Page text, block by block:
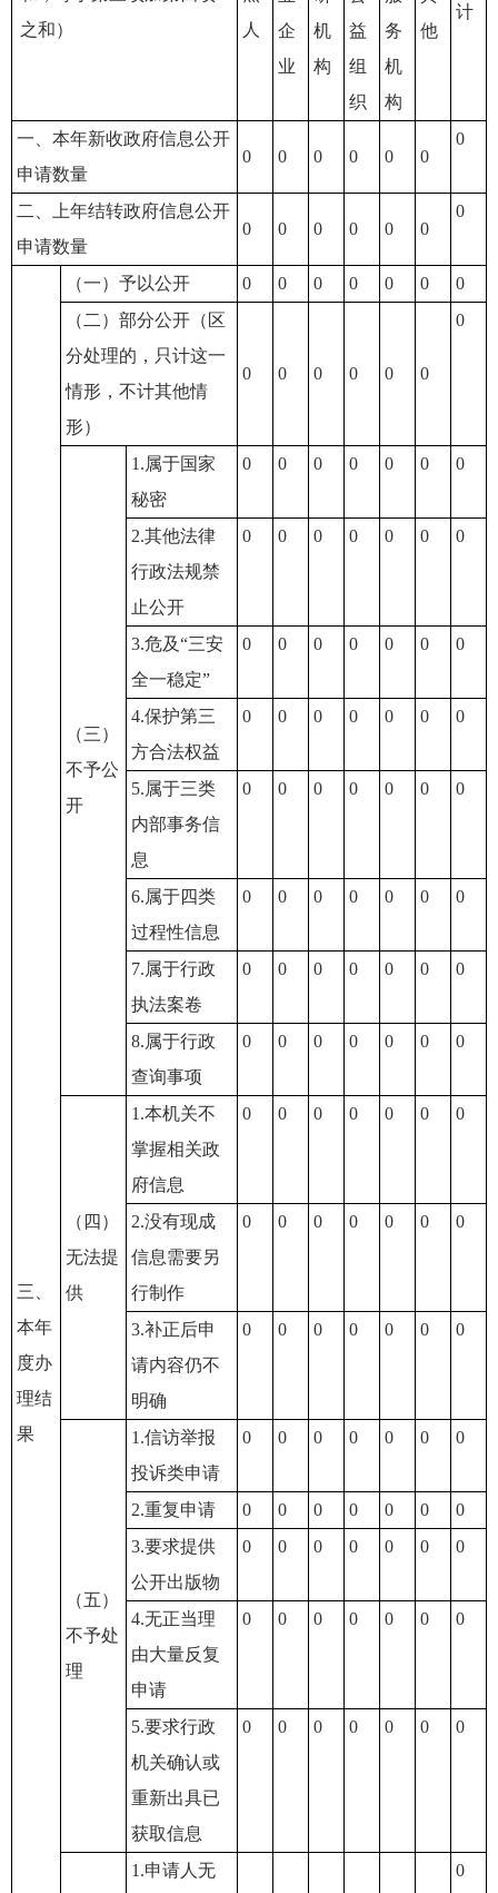
之和）
人
计
企
业
机
构
益
组
织
务
机
构
他
一、本年新收政府信息公开
申请数量
0 0 0 0 0 0
0
二、上年结转政府信息公开
申请数量
0 0 0 0 0 0
0
三、
本年
度办
理结
果
（一）予以公开 0 0 0 0 0 0
0
（二）部分公开（区
分处理的，只计这一
情形，不计其他情
形）
0 0 0 0 0 0
0
（三）
不予公
开
1.属于国家
秘密
0 0 0 0 0 0 0
2.其他法律
行政法规禁
止公开
0 0 0 0 0 0 0
3.危及“三安
全一稳定”
0 0 0 0 0 0 0
4.保护第三
方合法权益
0 0 0 0 0 0 0
5.属于三类
内部事务信
息
0 0 0 0 0 0 0
6.属于四类
过程性信息
0 0 0 0 0 0 0
7.属于行政
执法案卷
0 0 0 0 0 0 0
8.属于行政
查询事项
0 0 0 0 0 0 0
（四）
无法提
供
1.本机关不
掌握相关政
府信息
0 0 0 0 0 0 0
2.没有现成
信息需要另
行制作
0 0 0 0 0 0 0
3.补正后申
请内容仍不
明确
0 0 0 0 0 0 0
（五）
不予处
理
1.信访举报
投诉类申请
0 0 0 0 0 0 0
2.重复申请 0 0 0 0 0 0
0
3.要求提供
公开出版物
0 0 0 0 0 0 0
4.无正当理
由大量反复
申请
0 0 0 0 0 0 0
5.要求行政
机关确认或
重新出具已
获取信息
0 0 0 0 0 0 0
1.申请人无
0